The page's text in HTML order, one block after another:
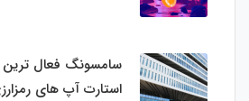
سامسونگ فعال‌ ترین
استارت‌ آپ‌ های